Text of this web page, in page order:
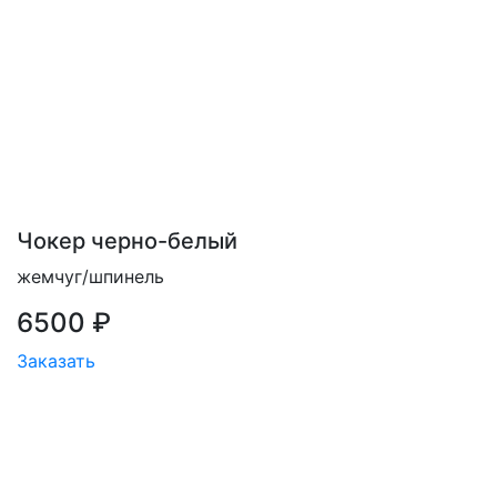
Чокер черно-белый
жемчуг/шпинель
6500 ₽
Заказать